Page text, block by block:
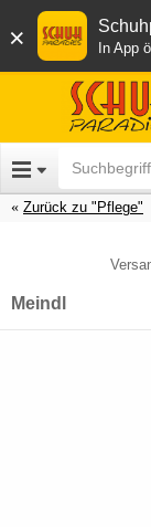
× In App
Zurück zu "Pflege"
Meindl